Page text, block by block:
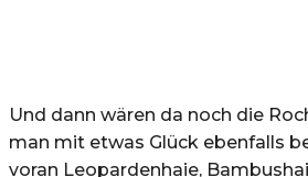
Und dann wären da noch die
man mit etwas Glück ebenfalls
voran Leopardenhaie,